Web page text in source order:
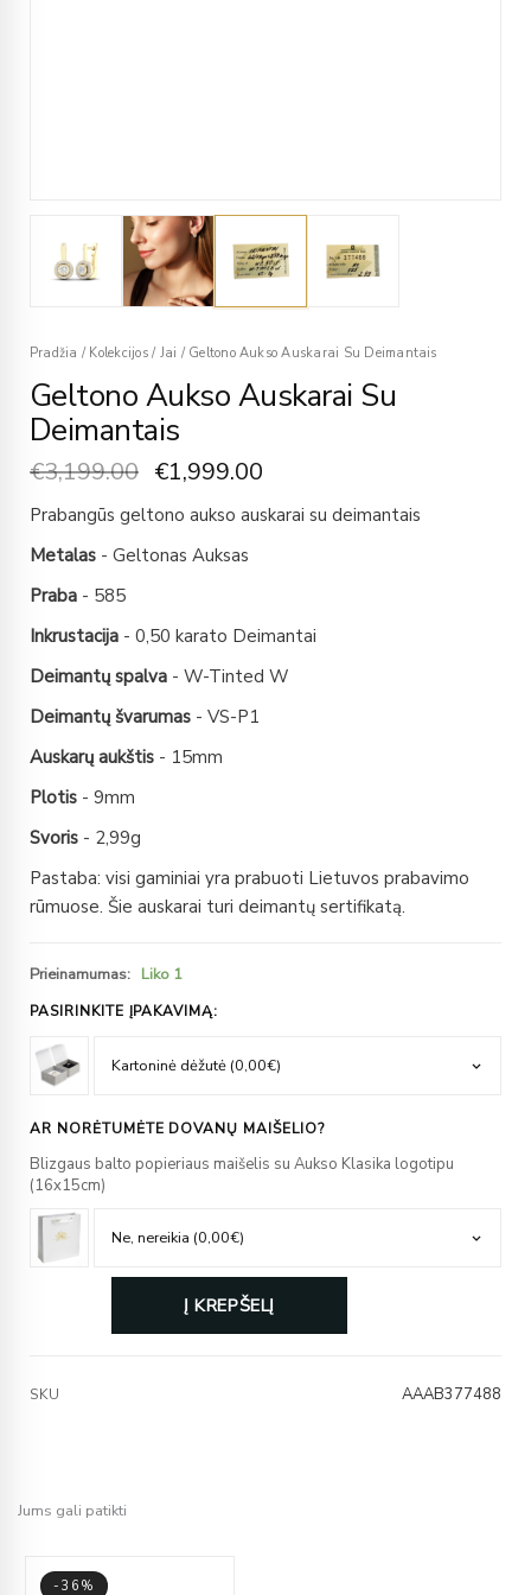
Pradžia / Kolekcijos / Jai /Geltono Aukso Auskarai Su Deimantais
Geltono Aukso Auskarai Su
Deimantais
€3,199.00 €1,999.00
Prabangūs geltono aukso auskarai su deimantais
Metalas - Geltonas Auksas
Praba - 585
Inkrustacija - 0,50 karato Deimantai
Deimantų spalva - W-Tinted W
Deimantų švarumas - VS-P1
Auskarų aukštis - 15mm
Plotis - 9mm
Svoris - 2,99g
Pastaba: visi gaminiai yra prabuoti Lietuvos prabavimo
rūmuose. Šie auskarai turi deimantų sertifikatą.
Prieinamumas: Liko 1
PASIRINKITE ĮPAKAVIMĄ:
AR NORĖTUMĖTE DOVANŲ MAIŠELIO?
Blizgaus balto popieriaus maišelis su Aukso Klasika logotipu
(16x15cm)
Į KREPŠELĮ
SKU AAAB377488
Jums gali patikti
-36%